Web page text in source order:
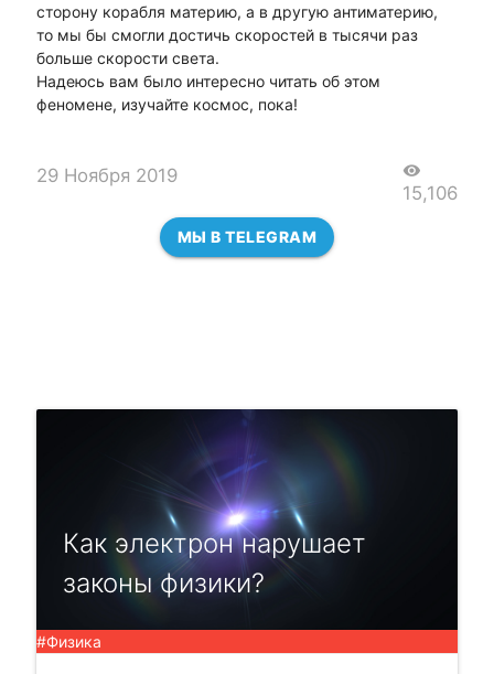
сторону корабля материю, а в другую антиматерию,
то мы бы смогли достичь скоростей в тысячи раз
больше скорости света.
Надеюсь вам было интересно читать об этом
феномене, изучайте космос, пока!
29 Ноября 2019 visibility
15,106
МЫ В TELEGRAM
Как электрон нарушает
законы физики?
#Физика